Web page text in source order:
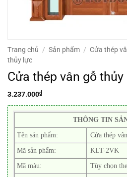
Trang chủ / Sản phẩm / Cửa thép
thủy lực
Cửa thép vân gỗ thủy
3.237.000₫
THÔNG TIN
Tên sản phẩm: Cửa thép
Mã sản phẩm: KLT-2VK
Mã màu: Tùy chọn